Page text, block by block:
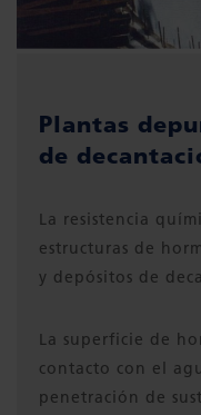
Plantas
de
La resistencia
estructuras de
y depósitos de
La superficie de
contacto con el
penetración de